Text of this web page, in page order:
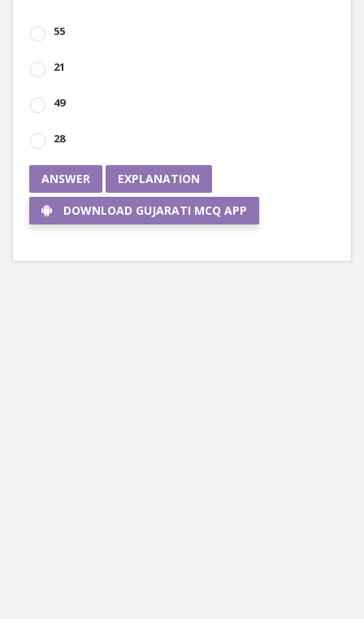
55
21
49
28
ANSWER EXPLANATION
DOWNLOAD GUJARATI MCQ APP